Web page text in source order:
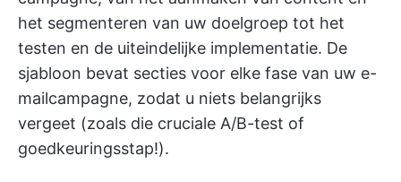
het segmenteren van uw doelgroep tot het
testen en de uiteindelijke implementatie. De
sjabloon bevat secties voor elke fase van uw e-
mailcampagne, zodat u niets belangrijks
vergeet (zoals die cruciale A/B-test of
goedkeuringsstap!).